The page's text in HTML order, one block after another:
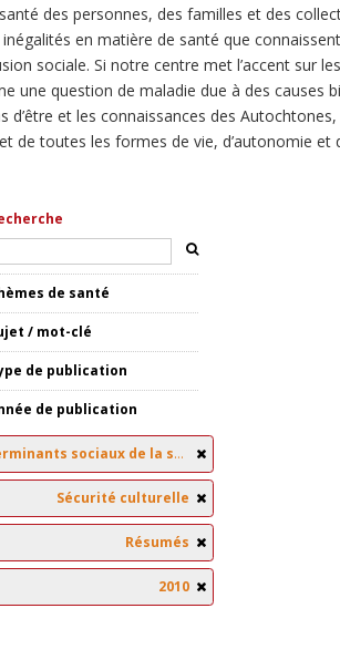
des personnes, des familles et des
en matière de santé que
sociale. Si notre centre met l’accent sur
une question de maladie due à des causes
d’être et les connaissances des
de toutes les formes de vie, d’autonomie et
de santé
/ mot-clé
de publication
de publication
Déterminants sociaux de la santé
Sécurité culturelle
Résumés
2010